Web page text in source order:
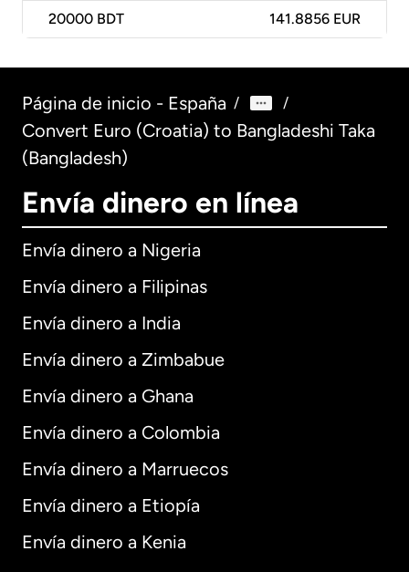
20000 BDT 141.8856 EUR
Página de inicio - España / /
Convert Euro (Croatia) to Bangladeshi Taka
(Bangladesh)
Envía dinero en línea
Envía dinero a Nigeria
Envía dinero a Filipinas
Envía dinero a India
Envía dinero a Zimbabue
Envía dinero a Ghana
Envía dinero a Colombia
Envía dinero a Marruecos
Envía dinero a Etiopía
Envía dinero a Kenia